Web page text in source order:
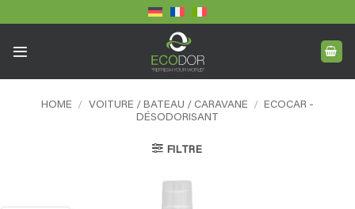
to
HOME / VOITURE / BATEAU / CARAVANE / ECOCAR -
DÉSODORISANT
FILTRE